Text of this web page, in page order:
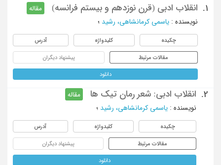
1. انقلاب ادبی (قرن نوزدهم و بیستم فرانسه)
مقاله
نویسنده : یاسمی کرمانشاهی، رشید ؛
چکیده کلیدواژه آدرس
مقالات مرتبط پیشنهاد دیگران
دانلود
2. انقلاب ادبی: شعر رمان تیک ها
مقاله
نویسنده : یاسمی کرمانشاهی، رشید ؛
چکیده کلیدواژه آدرس
مقالات مرتبط پیشنهاد دیگران
دانلود